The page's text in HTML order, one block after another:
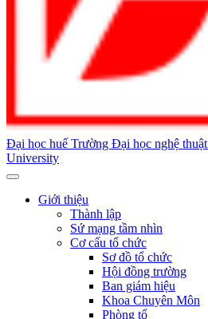
Đại học huế Trường Đại học nghệ thuật
University
Giới thiệu
Thành lập
Sứ mạng tầm nhìn
Cơ cấu tổ chức
Sơ đồ tổ chức
Hội đồng trường
Ban giám hiệu
Khoa Chuyên Môn
Phòng tổ